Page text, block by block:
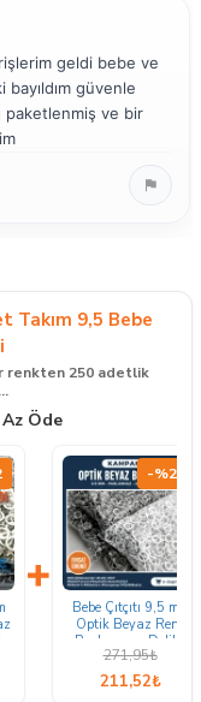
geldi bebe ve
bayıldım güvenle
paketlenmiş ve bir
Takım 9,5 Bebe
renkten 250 adetlik
Öde
+
-%22
Bebe Çıtçıtı 9,5 mm
Optik Beyaz Renk
Paslanmaz Delikli
Klikıt Çıtçıt 250
Adet/Pk
C0095DPPKOWHITE
271,95₺
211,52₺